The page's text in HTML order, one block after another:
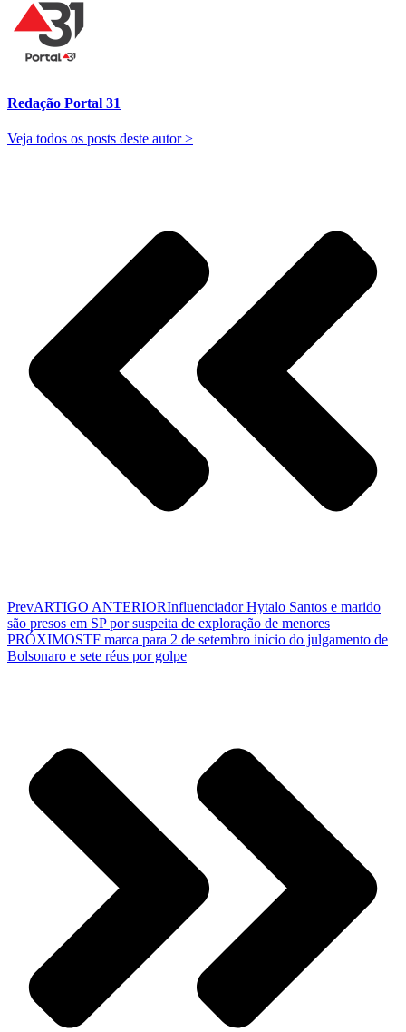
Redação Portal 31
Veja todos os posts deste autor >
PrevARTIGO ANTERIORInfluenciador Hytalo Santos e marido
são presos em SP por suspeita de exploração de menores
PRÓXIMOSTF marca para 2 de setembro início do julgamento de
Bolsonaro e sete réus por golpe